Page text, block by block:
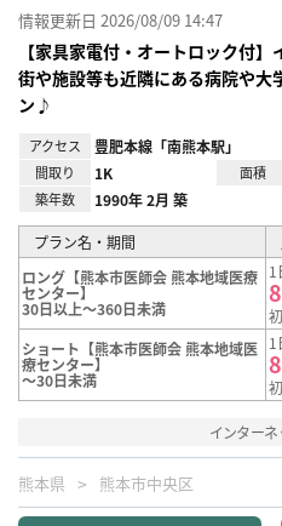
情報更新日 2026/08/09 14:47
【家具家電付・オートロック付
街や施設等も近隣にある病院や大
ン♪
アクセス 豊肥本線「南熊本駅」
間取り 1K 面積
築年数 1990年 2月 築
プラン名・期間
ロング【熊本市医師会 熊本地域医療
センター】
30日以上～360日未満
1
ショート【熊本市医師会 熊本地域医
療センター】
～30日未満
1
インター
熊本県 熊本市中央区